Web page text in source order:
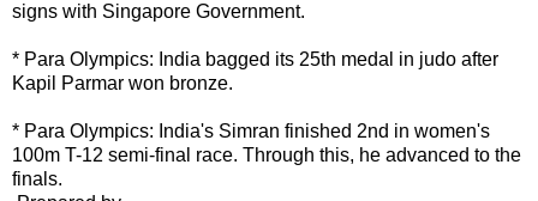
signs with Singapore Government.
* Para Olympics: India bagged its 25th medal in judo after
Kapil Parmar won bronze.
* Para Olympics: India's Simran finished 2nd in women's
100m T-12 semi-final race. Through this, he advanced to the
finals.